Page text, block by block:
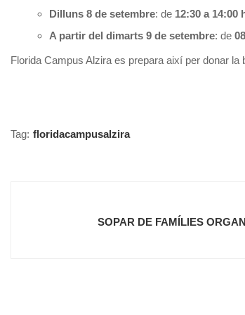
Dilluns 8 de setembre: de 12:30 a 14:00
A partir del dimarts 9 de setembre: de
Florida Campus Alzira es prepara així per donar la
Tag: floridacampusalzira
SOPAR DE FAMÍLIES